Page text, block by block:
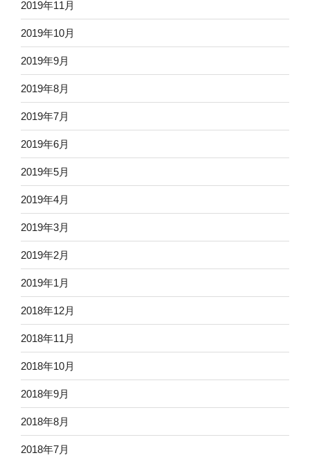
2019年11月
2019年10月
2019年9月
2019年8月
2019年7月
2019年6月
2019年5月
2019年4月
2019年3月
2019年2月
2019年1月
2018年12月
2018年11月
2018年10月
2018年9月
2018年8月
2018年7月